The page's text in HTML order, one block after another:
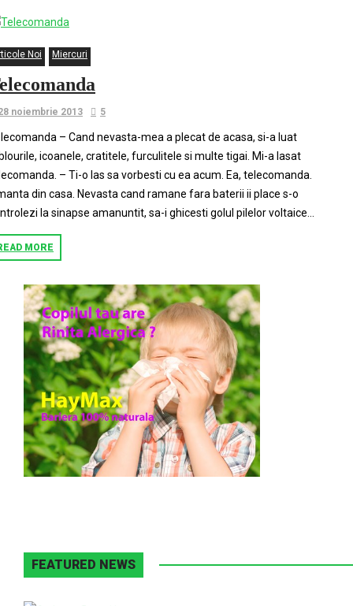
Noi Miercuri
noiembrie 2013 5
– Cand nevasta-mea a plecat de acasa, si-a luat
icoanele, cratitele, furculitele si multe tigai. Mi-a lasat
– Ti-o las sa vorbesti cu ea acum. Ea, telecomanda.
din casa. Nevasta cand ramane fara baterii ii place s-o
la sinapse amanuntit, sa-i ghicesti golul pilelor voltaice...
MORE
FEATURED NEWS